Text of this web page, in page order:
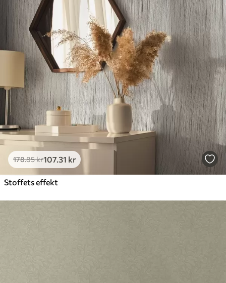
178.85kr107.31 kr
Stoffets effekt